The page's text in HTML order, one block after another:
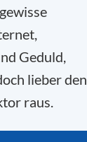
Geduld,
lieber den
raus.